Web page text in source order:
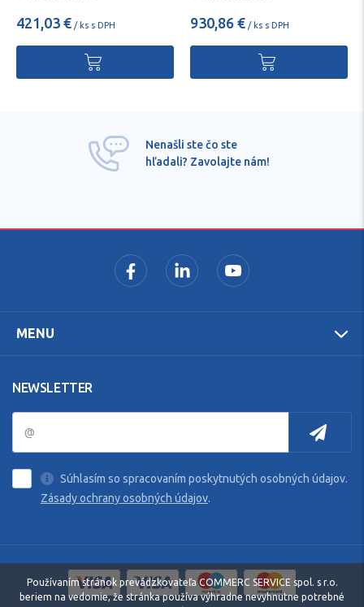
421,03 € / ks s DPH 930,86 € / ks s DPH
Nenašli ste čo ste
hľadali? Zavolajte nám!
MENU
NEWSLETTER
Súhlasím so spracovaním poskytnutých osobných údajov.
Zásady ochrany osobných údajov.
Používaním stránok prevádzkovateľa COMMERC SERVICE spol. s r.o.
beriem na vedomie, že stránka používa výhradne nevyhnutne potrebné